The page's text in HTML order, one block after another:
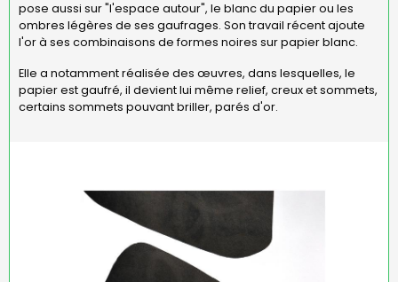
pose aussi sur "l'espace autour", le blanc du papier ou les
ombres légères de ses gaufrages. Son travail récent ajoute
l'or à ses combinaisons de formes noires sur papier blanc.
Elle a notamment réalisée des œuvres, dans lesquelles, le
papier est gaufré, il devient lui même relief, creux et sommets,
certains sommets pouvant briller, parés d'or.